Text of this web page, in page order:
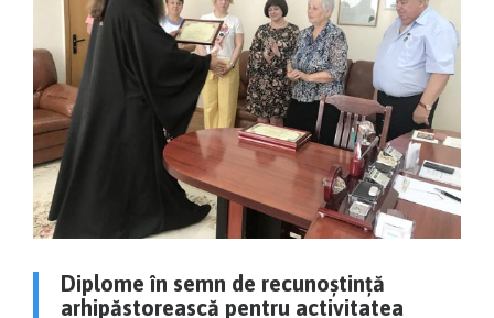
Diplome în semn de recunoștință
arhipăstorească pentru activitatea